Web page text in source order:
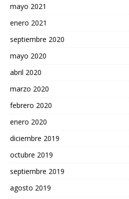
mayo 2021
enero 2021
septiembre 2020
mayo 2020
abril 2020
marzo 2020
febrero 2020
enero 2020
diciembre 2019
octubre 2019
septiembre 2019
agosto 2019